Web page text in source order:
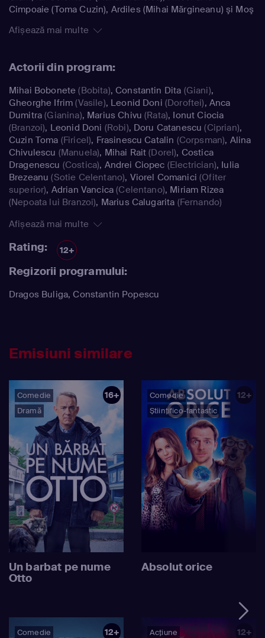
Cimpoaie (Toma Cuzin), Ardiles (Mihai Mărgineanu) şi Moş
colorate şi pline de umor. Filmat într-un sat real, din
muzică aparte compusă special de Mihai Mărgineanu şi
Afișează mai multe
Actorii din program:
Mihai Bobonete (Bobita),Constantin Dita (Giani),
Gheorghe Ifrim (Vasile), Leonid Doni (Doroftei), Anca
Dumitra (Gianina), Marius Chivu (Rata), Ionut Ciocia
(Branzoi), Leonid Doni (Robi), Doru Catanescu (Ciprian),
Cuzin Toma (Firicel), Frasinescu Catalin (Corpsman), Alina
Chivulescu (Manuela), Mihai Rait (Dorel), Costica
Dragenescu (Costica), Andrei Ciopec (Electrician), Iulia
Brezeanu (Sotie Celentano), Viorel Comanici (Ofiter
superior), Adrian Vancica (Celentano), Miriam Rizea
(Nepoata lui Branzoi), Marius Calugarita (Fernando)
Afișează mai multe
Rating: 12+
Regizorii programului:
Dragos Buliga, Constantin Popescu
Emisiuni similare
Comedie
Dramă
16+
Un barbat pe nume
Otto
Comedie
Științifico-fantastic
12+
Absolut orice
Comedie
12+
Acțiune
12+